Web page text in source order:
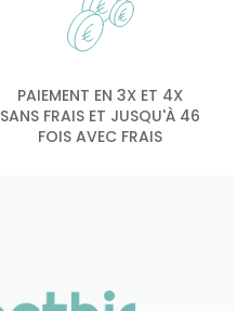
PAIEMENT EN 3X ET 4X
SANS FRAIS ET JUSQU'À 46
FOIS AVEC FRAIS